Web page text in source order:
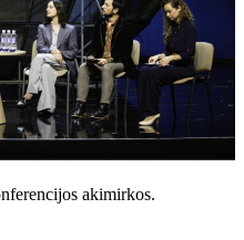
akimirkos.